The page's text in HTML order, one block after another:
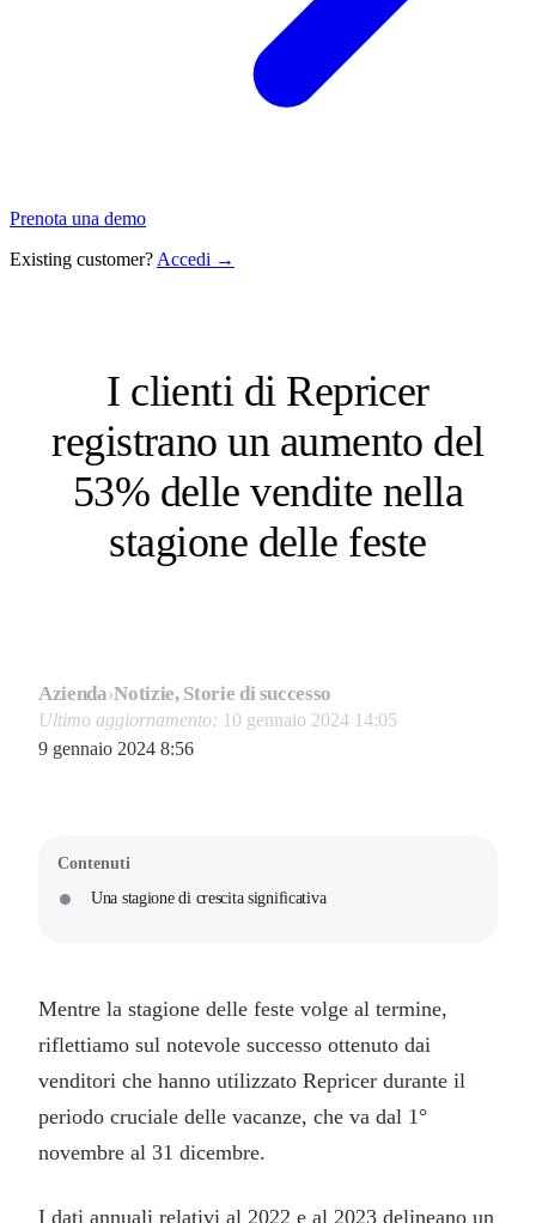
Prenota una demo
Existing customer? Accedi →
I clienti di Repricer
registrano un aumento del
53% delle vendite nella
stagione delle feste
Azienda›Notizie, Storie di successo
Ultimo aggiornamento: 10 gennaio 2024 14:05
9 gennaio 2024 8:56
Contenuti
Una stagione di crescita significativa
Mentre la stagione delle feste volge al termine,
riflettiamo sul notevole successo ottenuto dai
venditori che hanno utilizzato Repricer durante il
periodo cruciale delle vacanze, che va dal 1°
novembre al 31 dicembre.
I dati annuali relativi al 2022 e al 2023 delineano un